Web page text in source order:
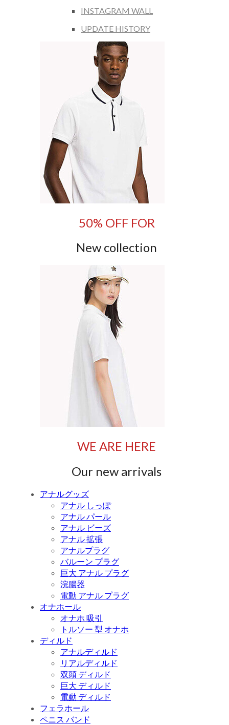
INSTAGRAM WALL
UPDATE HISTORY
50% OFF FOR
New collection
WE ARE HERE
Our new arrivals
アナルグッズ
アナル しっぽ
アナル パール
アナル ビーズ
アナル 拡張
アナルプラグ
バルーン プラグ
巨大 アナル プラグ
浣腸器
電動 アナル プラグ
オナホール
オナホ 吸引
トルソー 型 オナホ
ディルド
アナルディルド
リアルディルド
双頭 ディルド
巨大 ディルド
電動 ディルド
フェラホール
ペニス バンド